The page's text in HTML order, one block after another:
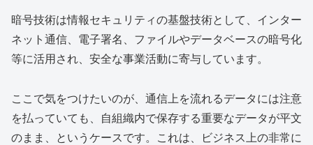
暗号技術は情報セキュリティの基盤技術として、インター
ネット通信、電子署名、ファイルやデータベースの暗号化
等に活用され、安全な事業活動に寄与しています。
ここで気をつけたいのが、通信上を流れるデータには注意
を払っていても、自組織内で保存する重要なデータが平文
のまま、というケースです。これは、ビジネス上の非常に